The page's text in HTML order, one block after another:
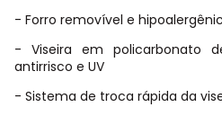
- Forro removível e
- Viseira em policarbonato
antirrisco e UV
- Sistema de troca rápida da